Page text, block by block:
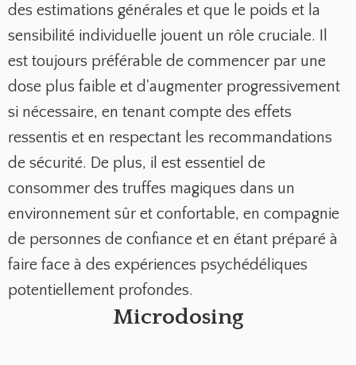
des estimations générales et que le poids et la
sensibilité individuelle jouent un rôle cruciale. Il
est toujours préférable de commencer par une
dose plus faible et d'augmenter progressivement
si nécessaire, en tenant compte des effets
ressentis et en respectant les recommandations
de sécurité. De plus, il est essentiel de
consommer des truffes magiques dans un
environnement sûr et confortable, en compagnie
de personnes de confiance et en étant préparé à
faire face à des expériences psychédéliques
potentiellement profondes.
Microdosing